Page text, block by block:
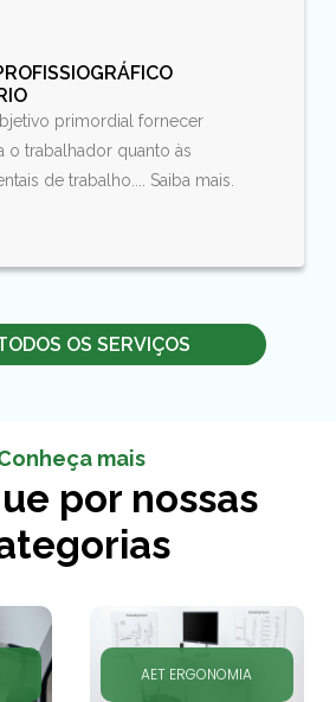
primordial fornecer
o trabalhador quanto às
de trabalho.... Saiba mais.
OS SERVIÇOS
mais
por nossas
AET ERGONOMIA